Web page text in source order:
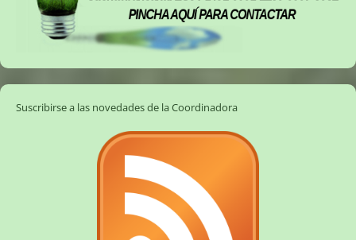
Suscribirse a las novedades de la Coordinadora